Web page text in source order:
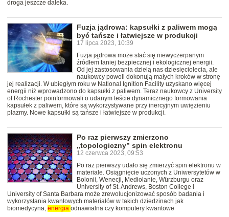
droga jeszcze daleka.
Fuzja jądrowa: kapsułki z paliwem mogą
być tańsze i łatwiejsze w produkcji
17 lipca 2023, 10:39
Fuzja jądrowa może stać się niewyczerpanym
źródłem taniej bezpiecznej i ekologicznej energii.
Od jej zastosowania dzielą nas dziesięciolecia, ale
naukowcy powoli dokonują małych kroków w stronę
jej realizacji. W ubiegłym roku w National Ignition Facility uzyskano więcej
energii niż wprowadzono do kapsułki z paliwem. Teraz naukowcy z University
of Rochester poinformowali o udanym teście dynamicznego formowania
kapsułek z paliwem, które są wykorzystywane przy inercyjnym uwięzieniu
plazmy. Nowe kapsułki są tańsze i łatwiejsze w produkcji.
Po raz pierwszy zmierzono
„topologiczny” spin elektronu
12 czerwca 2023, 09:53
Po raz pierwszy udało się zmierzyć spin elektronu w
materiale. Osiągnięcie uczonych z Uniwersytetów w
Bolonii, Wenecji, Mediolanie, Würzburgu oraz
University of St. Andrews, Boston College i
University of Santa Barbara może zrewolucjonizować sposób badania i
wykorzystania kwantowych materiałów w takich dziedzinach jak
biomedycyna, energia odnawialna czy komputery kwantowe